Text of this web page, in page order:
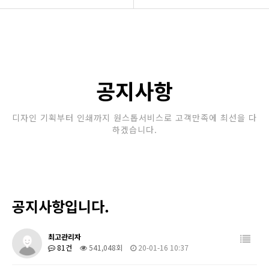
공지사항
디자인 기획부터 인쇄까지 원스톱서비스로 고객만족에 최선을 다
하겠습니다.
공지사항입니다.
최고관리자
81건
541,048회 20-01-16 10:37